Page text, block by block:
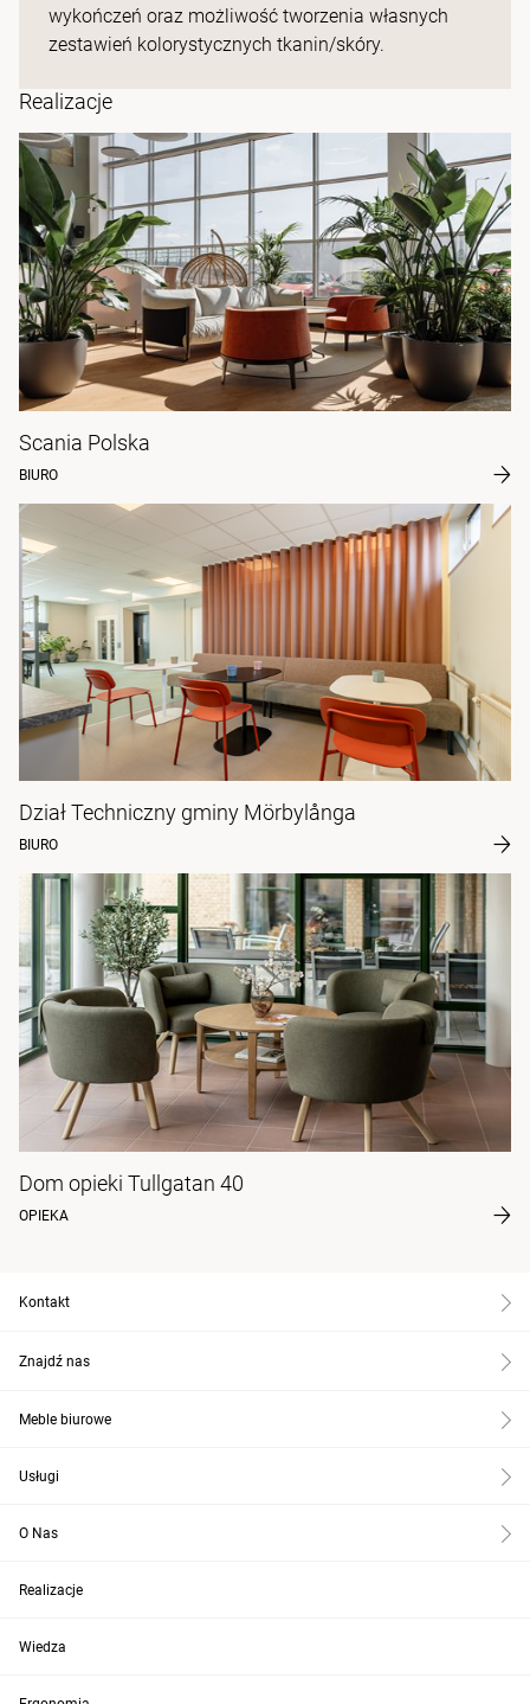
wykończeń oraz możliwość tworzenia własnych
zestawień kolorystycznych tkanin/skóry.
Realizacje
Scania Polska
BIURO
Dział Techniczny gminy Mörbylånga
BIURO
Dom opieki Tullgatan 40
OPIEKA
Kontakt
Znajdź nas
Meble biurowe
Usługi
O Nas
Realizacje
Wiedza